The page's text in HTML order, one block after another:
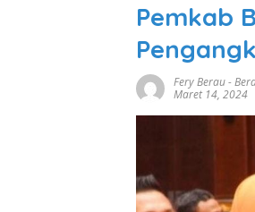
Pemkab
Fery Berau-
Maret 14, 2024